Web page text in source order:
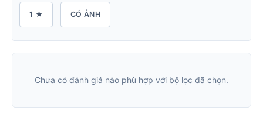
1 ★ CÓ ẢNH
Chưa có đánh giá nào phù hợp với bộ lọc đã chọn.